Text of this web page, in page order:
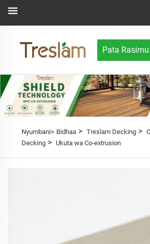
Pata
Nyumbani> Bidhaa> Treslam Decking>
Decking> Ukuta wa Co-extrusion